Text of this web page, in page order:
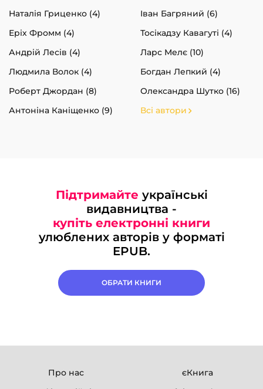
Наталія Гриценко (4)
Іван Багряний (6)
Еріх Фромм (4)
Тосікадзу Кавагуті (4)
Андрій Лесів (4)
Ларс Мелє (10)
Людмила Волок (4)
Богдан Лепкий (4)
Роберт Джордан (8)
Олександра Шутко (16)
Антоніна Каніщенко (9)
Всі автори
Підтримайте українські
видавництва -
купіть електронні книги
улюблених авторів у форматі
EPUB.
ОБРАТИ КНИГИ
Про нас
єКнига